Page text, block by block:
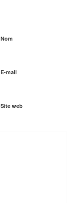
Nom
E-mail
Site web